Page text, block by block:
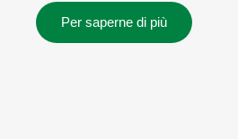
Per saperne di più